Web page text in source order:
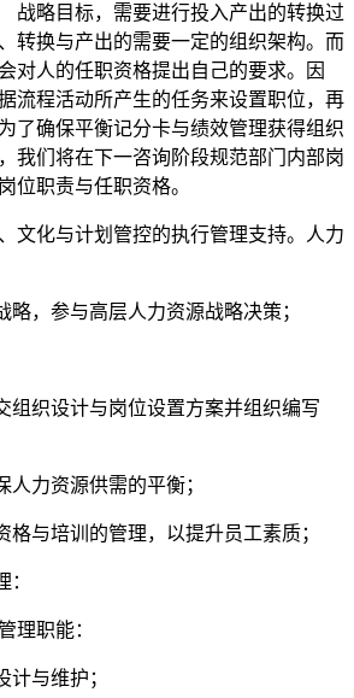
略目标，需要进行投入产出的转换过
转换与产出的需要一定的组织架构。而
对人的任职资格提出自己的要求。因
流程活动所产生的任务来设置职位，再
了确保平衡记分卡与绩效管理获得组织
我们将在下一咨询阶段规范部门内部岗
位职责与任职资格。
文化与计划管控的执行管理支持。人力
略，参与高层人力资源战略决策；
组织设计与岗位设置方案并组织编写
人力资源供需的平衡；
格与培训的管理，以提升员工素质；
理职能：
计与维护；